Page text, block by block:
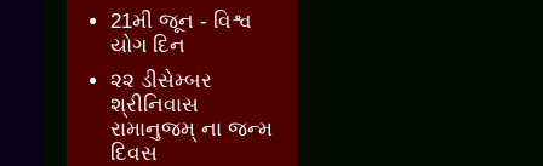
21મી જૂન - વિશ્વ
યોગ દિન
૨૨ ડીસેમ્બર
શ્રીનિવાસ
રામાનુજમ્ ના જન્મ
દિવસ